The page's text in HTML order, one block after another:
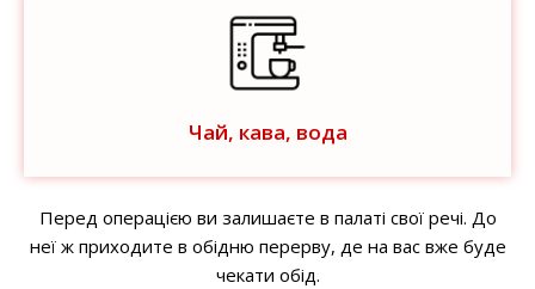
Чай, кава, вода
Перед операцією ви залишаєте в палаті свої речі. До
неї ж приходите в обідню перерву, де на вас вже буде
чекати обід.